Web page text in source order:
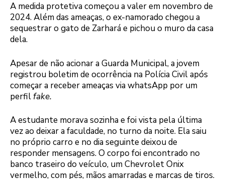
A medida protetiva começou a valer em novembro de
2024. Além das ameaças, o ex-namorado chegou a
sequestrar o gato de Zarhará e pichou o muro da casa
dela.
Apesar de não acionar a Guarda Municipal, a jovem
registrou boletim de ocorrência na Polícia Civil após
começar a receber ameaças via whatsApp por um
perfilfake.
A estudante morava sozinha e foi vista pela última
vez ao deixar a faculdade, no turno da noite. Ela saiu
no próprio carro e no dia seguinte deixou de
responder mensagens. O corpo foi encontrado no
banco traseiro do veículo, um Chevrolet Onix
vermelho, com pés, mãos amarradas e marcas de tiros.